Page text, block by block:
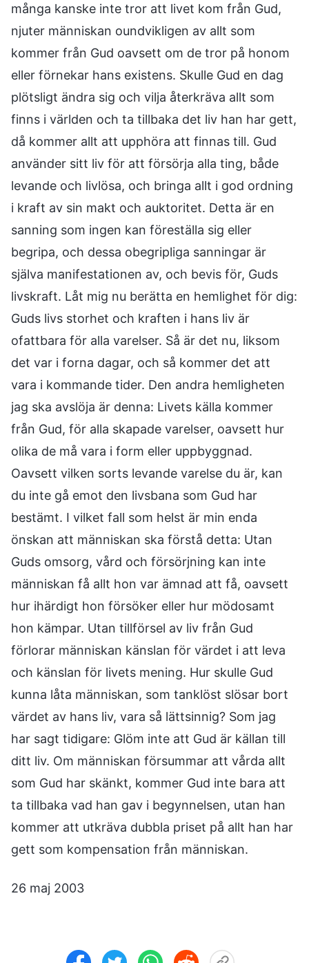
många kanske inte tror att livet kom från Gud,
njuter människan oundvikligen av allt som
kommer från Gud oavsett om de tror på honom
eller förnekar hans existens. Skulle Gud en dag
plötsligt ändra sig och vilja återkräva allt som
finns i världen och ta tillbaka det liv han har gett,
då kommer allt att upphöra att finnas till. Gud
använder sitt liv för att försörja alla ting, både
levande och livlösa, och bringa allt i god ordning
i kraft av sin makt och auktoritet. Detta är en
sanning som ingen kan föreställa sig eller
begripa, och dessa obegripliga sanningar är
själva manifestationen av, och bevis för, Guds
livskraft. Låt mig nu berätta en hemlighet för dig:
Guds livs storhet och kraften i hans liv är
ofattbara för alla varelser. Så är det nu, liksom
det var i forna dagar, och så kommer det att
vara i kommande tider. Den andra hemligheten
jag ska avslöja är denna: Livets källa kommer
från Gud, för alla skapade varelser, oavsett hur
olika de må vara i form eller uppbyggnad.
Oavsett vilken sorts levande varelse du är, kan
du inte gå emot den livsbana som Gud har
bestämt. I vilket fall som helst är min enda
önskan att människan ska förstå detta: Utan
Guds omsorg, vård och försörjning kan inte
människan få allt hon var ämnad att få, oavsett
hur ihärdigt hon försöker eller hur mödosamt
hon kämpar. Utan tillförsel av liv från Gud
förlorar människan känslan för värdet i att leva
och känslan för livets mening. Hur skulle Gud
kunna låta människan, som tanklöst slösar bort
värdet av hans liv, vara så lättsinnig? Som jag
har sagt tidigare: Glöm inte att Gud är källan till
ditt liv. Om människan försummar att vårda allt
som Gud har skänkt, kommer Gud inte bara att
ta tillbaka vad han gav i begynnelsen, utan han
kommer att utkräva dubbla priset på allt han har
gett som kompensation från människan.
26 maj 2003